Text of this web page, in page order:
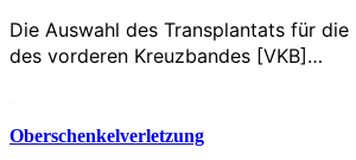
Die Auswahl des Transplantats für
des vorderen Kreuzbandes [VKB]…
Oberschenkelverletzung